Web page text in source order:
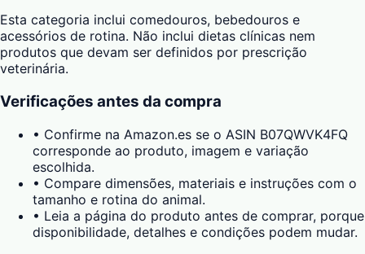
Esta categoria inclui comedouros, bebedouros e
acessórios de rotina. Não inclui dietas clínicas nem
produtos que devam ser definidos por prescrição
veterinária.
Verificações antes da compra
• Confirme na Amazon.es se o ASIN B07QWVK4FQ
corresponde ao produto, imagem e variação
escolhida.
• Compare dimensões, materiais e instruções com o
tamanho e rotina do animal.
• Leia a página do produto antes de comprar, porque
disponibilidade, detalhes e condições podem mudar.